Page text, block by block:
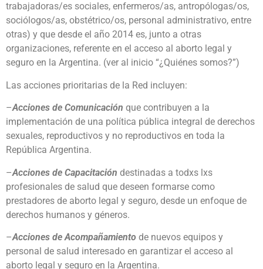
trabajadoras/es sociales, enfermeros/as, antropólogas/os,
sociólogos/as, obstétrico/os, personal administrativo, entre
otras) y que desde el año 2014 es, junto a otras
organizaciones, referente en el acceso al aborto legal y
seguro en la Argentina. (ver al inicio “¿Quiénes somos?”)
Las acciones prioritarias de la Red incluyen:
–Acciones de Comunicación que contribuyen a la
implementación de una política pública integral de derechos
sexuales, reproductivos y no reproductivos en toda la
República Argentina.
–Acciones de Capacitación destinadas a todxs lxs
profesionales de salud que deseen formarse como
prestadores de aborto legal y seguro, desde un enfoque de
derechos humanos y géneros.
–Acciones de Acompañamiento de nuevos equipos y
personal de salud interesado en garantizar el acceso al
aborto legal y seguro en la Argentina.